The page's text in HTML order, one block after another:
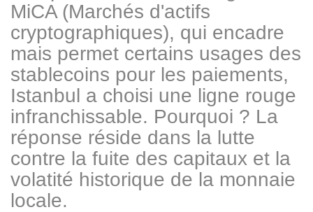
MiCA (Marchés d'actifs
cryptographiques), qui encadre
mais permet certains usages des
stablecoins pour les paiements,
Istanbul a choisi une ligne rouge
infranchissable. Pourquoi ? La
réponse réside dans la lutte
contre la fuite des capitaux et la
volatité historique de la monnaie
locale.